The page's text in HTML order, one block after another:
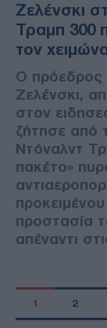
Ζελένσκι
Τραμπ 300
τον
Ο πρόεδρος
Ζελένσκι,
στον
ζήτησε από
Ντόναλντ
πακέτο»
προστασία
απέναντι
1 2